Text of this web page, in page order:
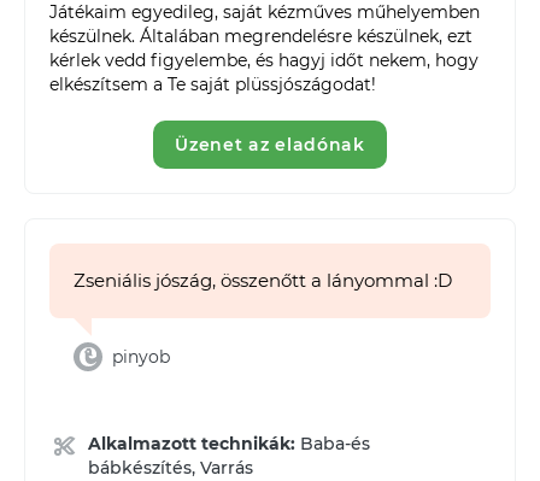
Játékaim egyedileg, saját kézműves műhelyemben
készülnek. Általában megrendelésre készülnek, ezt
kérlek vedd figyelembe, és hagyj időt nekem, hogy
elkészítsem a Te saját plüssjószágodat!
Üzenet az eladónak
Zseniális jószág, összenőtt a lányommal :D
pinyob
Alkalmazott technikák: Baba-és
bábkészítés, Varrás